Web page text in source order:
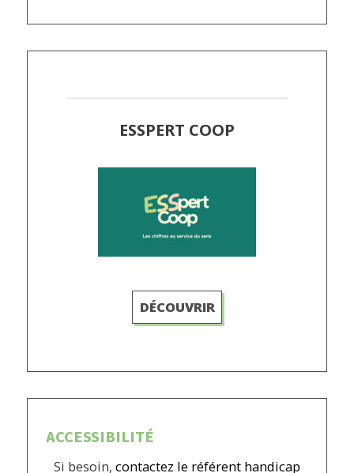
ESSPERT COOP
DÉCOUVRIR
ACCESSIBILITÉ
Si besoin, contactez le référent handicap